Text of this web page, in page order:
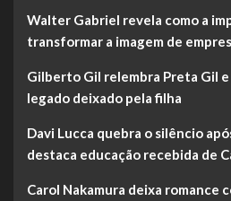
Walter Gabriel revela como a
transformar a imagem de
Gilberto Gil relembra Preta Gil
legado deixado pela filha
Davi Lucca quebra o silêncio
destaca educação recebida de
Carol Nakamura deixa romance